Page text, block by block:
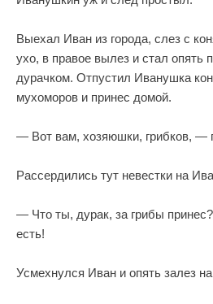
Выехал Иван из города, слез с
ухо, в правое вылез и стал опять
дурачком. Отпустил Иванушка
мухоморов и принес домой.
— Вот вам, хозяюшки, грибков, —
Рассердились тут невестки на
— Что ты, дурак, за грибы
есть!
Усмехнулся Иван и опять залез